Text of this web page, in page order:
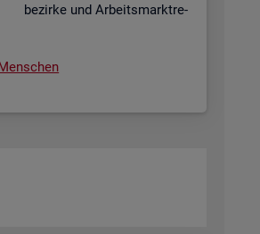
be­zir­ke und Ar­beits­markt­re­